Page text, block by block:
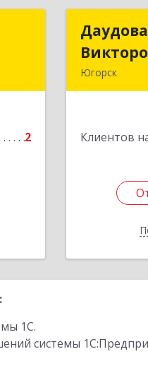
2
Югорск
Клиентов
1С.
системы